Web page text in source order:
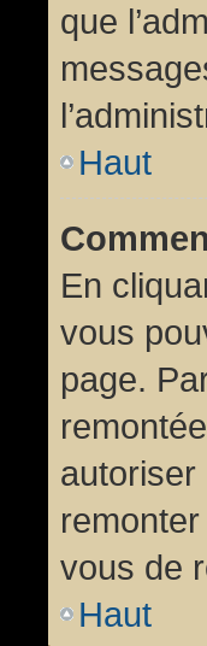
que
Haut
En
vous
page.
autoriser
vous de
Haut